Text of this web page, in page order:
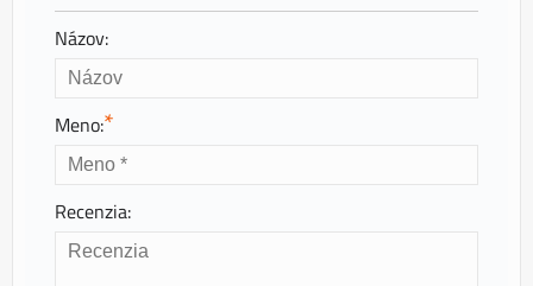
Názov:
Meno:*
Recenzia: